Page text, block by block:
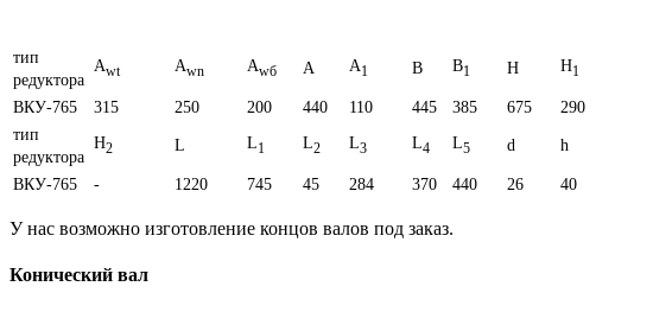
тип
редуктора
Awt Awn Awб A A1 B B1 H H1
ВКУ-765 315 250 200 440 110 445 385 675
290
тип
редуктора
H2 L L1 L2 L3 L4 L5 d h
ВКУ-765 - 1220 745 45 284 370 440 26 40
У нас возможно изготовление концов валов под заказ.
Конический вал